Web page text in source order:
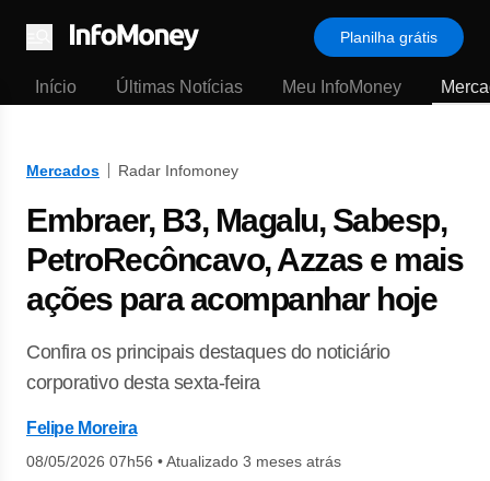
Menu
Planilha grátis
Início Últimas Notícias Meu InfoMoney
Mercados Radar Infomoney
Embraer, B3, Magalu, Sabesp,
PetroRecôncavo, Azzas e mais
ações para acompanhar hoje
Confira os principais destaques do noticiário
corporativo desta sexta-feira
Felipe Moreira
08/05/2026 07h56 •Atualizado 3 meses atrás